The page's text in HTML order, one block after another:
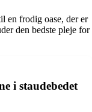
en frodig oase, der er
den bedste pleje for
i staudebedet